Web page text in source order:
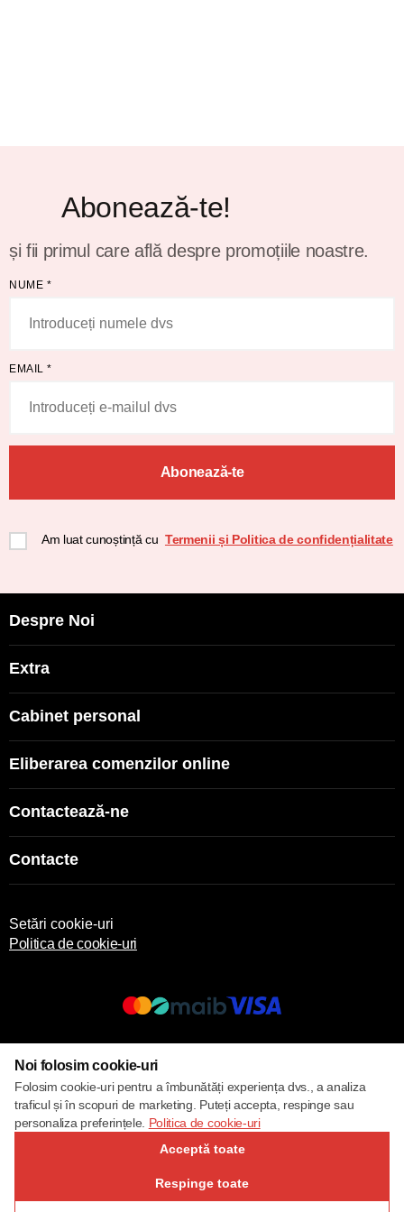
Abonează-te!
și fii primul care află despre promoțiile noastre.
NUME *
EMAIL *
Abonează-te
Am luat cunoștință cu Termenii și Politica de confidențialitate
Despre Noi
Extra
Cabinet personal
Eliberarea comenzilor online
Contactează-ne
Contacte
Setări cookie-uri
Politica de cookie-uri
Noi folosim cookie-uri
Folosim cookie-uri pentru a îmbunătăți experiența dvs., a analiza
traficul și în scopuri de marketing. Puteți accepta, respinge sau
personaliza preferințele. Politica de cookie-uri
Acceptă toate
Respinge toate